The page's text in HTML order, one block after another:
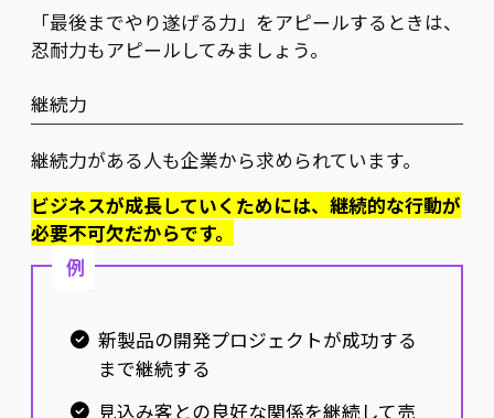
「最後までやり遂げる力」をアピールするときは、
忍耐力もアピールしてみましょう。
継続力
継続力がある人も企業から求められています。
ビジネスが成長していくためには、継続的な行動が
必要不可欠だからです。
例
新製品の開発プロジェクトが成功する
まで継続する
見込み客との良好な関係を継続して売